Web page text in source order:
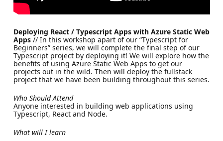
Deploying React / Typescript Apps with Azure Static Web
Apps// In this workshop apart of our “Typescript for
Beginners” series, we will complete the final step of our
Typescript project by deploying it! We will explore how the
benefits of using Azure Static Web Apps to get our
projects out in the wild. Then will deploy the fullstack
project that we have been building throughout this series.
Who Should Attend
Anyone interested in building web applications using
Typescript, React and Node.
What will I learn